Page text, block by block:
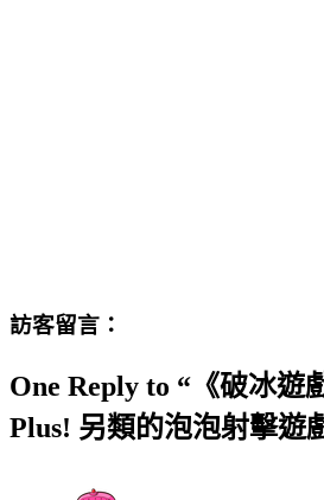
訪客留言：
One Reply to “《破冰遊
Plus! 另類的泡泡射擊遊